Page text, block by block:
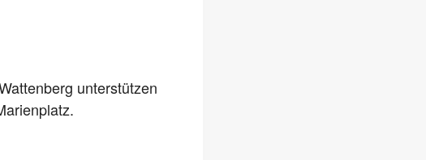
unterstützen